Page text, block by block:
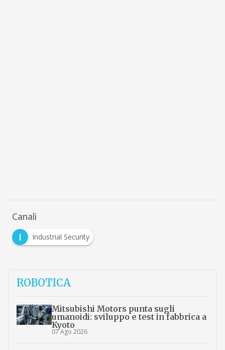
Canali
I
Industrial Security
ROBOTICA
Mitsubishi Motors punta sugli
umanoidi: sviluppo e test in fabbrica a
Kyoto
07 Ago 2026